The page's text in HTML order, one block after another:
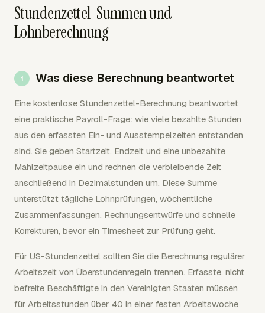
Stundenzettel-Summen und
Lohnberechnung
Was diese Berechnung beantwortet
Eine kostenlose Stundenzettel-Berechnung beantwortet
eine praktische Payroll-Frage: wie viele bezahlte Stunden
aus den erfassten Ein- und Ausstempelzeiten entstanden
sind. Sie geben Startzeit, Endzeit und eine unbezahlte
Mahlzeitpause ein und rechnen die verbleibende Zeit
anschließend in Dezimalstunden um. Diese Summe
unterstützt tägliche Lohnprüfungen, wöchentliche
Zusammenfassungen, Rechnungsentwürfe und schnelle
Korrekturen, bevor ein Timesheet zur Prüfung geht.
Für US-Stundenzettel sollten Sie die Berechnung regulärer
Arbeitszeit von Überstundenregeln trennen. Erfasste, nicht
befreite Beschäftigte in den Vereinigten Staaten müssen
für Arbeitsstunden über 40 in einer festen Arbeitswoche